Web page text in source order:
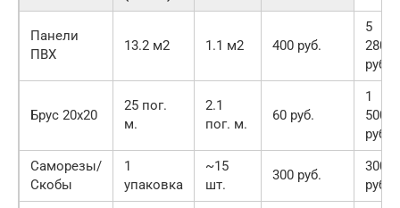
Панели
ПВХ
13.2 м2 1.1 м2 400 руб.
5
280
руб.
Брус 20х20
25 пог.
м.
2.1
пог. м.
60 руб.
1
500
руб.
Саморезы/
Скобы
1
упаковка
~15
шт.
300 руб.
300
руб.